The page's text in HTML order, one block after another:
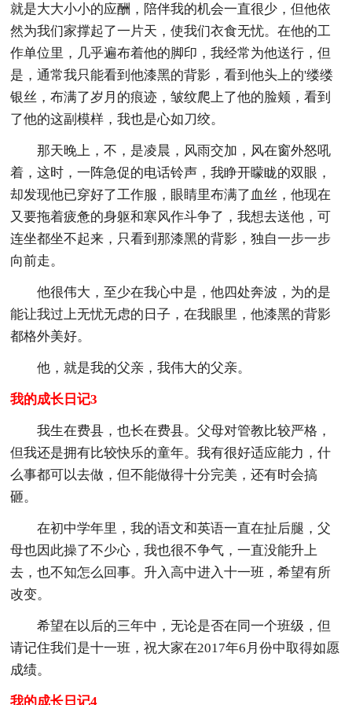
就是大大小小的应酬，陪伴我的机会一直很少，但他依
然为我们家撑起了一片天，使我们衣食无忧。在他的工
作单位里，几乎遍布着他的脚印，我经常为他送行，但
是，通常我只能看到他漆黑的背影，看到他头上的'缕缕
银丝，布满了岁月的痕迹，皱纹爬上了他的脸颊，看到
了他的这副模样，我也是心如刀绞。
那天晚上，不，是凌晨，风雨交加，风在窗外怒吼
着，这时，一阵急促的电话铃声，我睁开矇眬的双眼，
却发现他已穿好了工作服，眼睛里布满了血丝，他现在
又要拖着疲惫的身躯和寒风作斗争了，我想去送他，可
连坐都坐不起来，只看到那漆黑的背影，独自一步一步
向前走。
他很伟大，至少在我心中是，他四处奔波，为的是
能让我过上无忧无虑的日子，在我眼里，他漆黑的背影
都格外美好。
他，就是我的父亲，我伟大的父亲。
我的成长日记3
我生在费县，也长在费县。父母对管教比较严格，
但我还是拥有比较快乐的童年。我有很好适应能力，什
么事都可以去做，但不能做得十分完美，还有时会搞
砸。
在初中学年里，我的语文和英语一直在扯后腿，父
母也因此操了不少心，我也很不争气，一直没能升上
去，也不知怎么回事。升入高中进入十一班，希望有所
改变。
希望在以后的三年中，无论是否在同一个班级，但
请记住我们是十一班，祝大家在2017年6月份中取得如愿
成绩。
我的成长日记4